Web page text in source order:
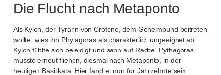
Die Flucht nach Metaponto
Als Kylon, der Tyrann von Crotone, dem Geheimbund beitreten
wollte, wies ihn Phytagoras als charakterlich ungeeignet ab.
Kylon fühlte sich beleidigt und sann auf Rache. Pythagoras
musste erneut fliehen, diesmal nach Metaponto, in der
heutigen Basilikata. Hier fand er nun für Jahrzehnte sein